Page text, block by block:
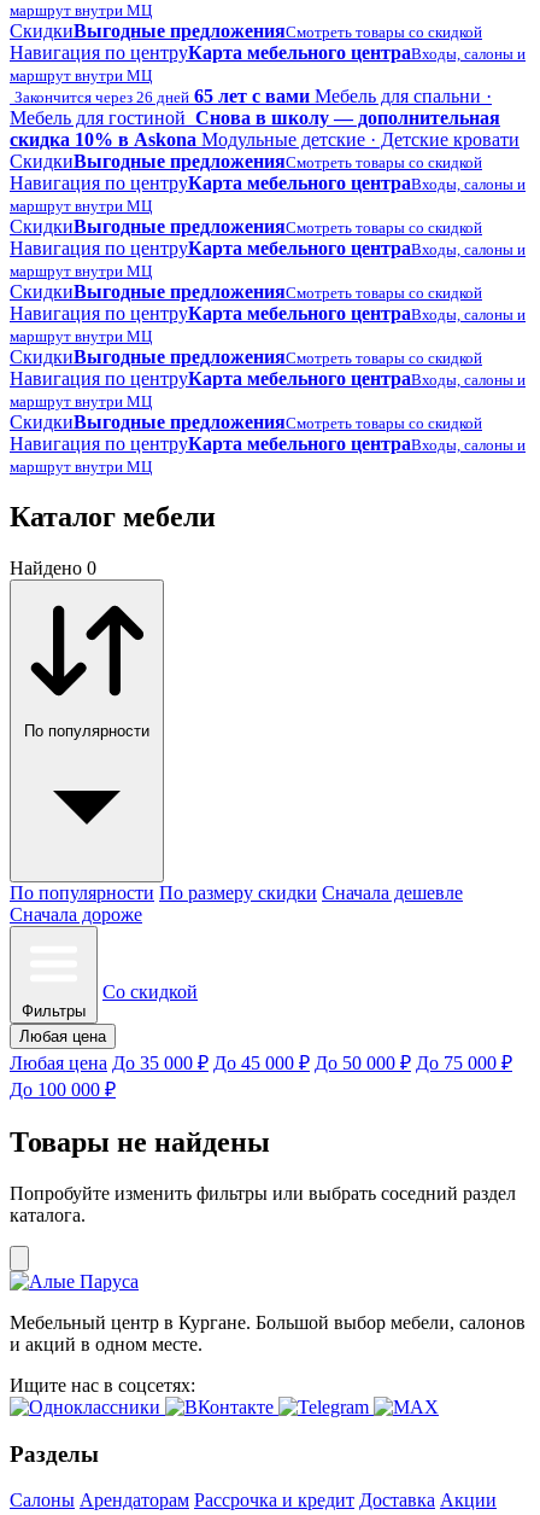
маршрут внутри МЦ
СкидкиВыгодные предложенияСмотреть товары со скидкой
Навигация по центруКарта мебельного центраВходы, салоны и
маршрут внутри МЦ
Закончится через 26 дней 65 лет с вами Мебель для спальни ·
Мебель для гостиной Снова в школу — дополнительная
скидка 10% в Askona Модульные детские · Детские кровати
СкидкиВыгодные предложенияСмотреть товары со скидкой
Навигация по центруКарта мебельного центраВходы, салоны и
маршрут внутри МЦ
СкидкиВыгодные предложенияСмотреть товары со скидкой
Навигация по центруКарта мебельного центраВходы, салоны и
маршрут внутри МЦ
СкидкиВыгодные предложенияСмотреть товары со скидкой
Навигация по центруКарта мебельного центраВходы, салоны и
маршрут внутри МЦ
СкидкиВыгодные предложенияСмотреть товары со скидкой
Навигация по центруКарта мебельного центраВходы, салоны и
маршрут внутри МЦ
СкидкиВыгодные предложенияСмотреть товары со скидкой
Навигация по центруКарта мебельного центраВходы, салоны и
маршрут внутри МЦ
Каталог мебели
Найдено 0
По популярности
По популярности По размеру скидки Сначала дешевле
Сначала дороже
Фильтры
Со скидкой
Любая цена
Любая цена До 35 000 ₽ До 45 000 ₽ До 50 000 ₽ До 75 000 ₽
До 100 000 ₽
Товары не найдены
Попробуйте изменить фильтры или выбрать соседний раздел
каталога.
Мебельный центр в Кургане. Большой выбор мебели, салонов
и акций в одном месте.
Ищите нас в соцсетях:
Разделы
Салоны Арендаторам Рассрочка и кредит Доставка Акции